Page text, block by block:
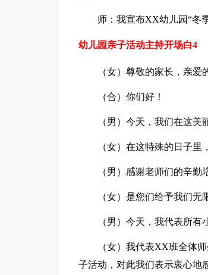
师：我宣布XX幼儿园“冬
幼儿园亲子活动主持开场白4
（女）尊敬的家长，亲爱
（合）你们好！
（男）今天，我们在这美
（女）在这特殊的日子里
（男）感谢老师们的辛勤
（女）是您们给予我们无
（男）今天，我代表所有
（女）我代表XX班全体
子活动，对此我们表示衷心地